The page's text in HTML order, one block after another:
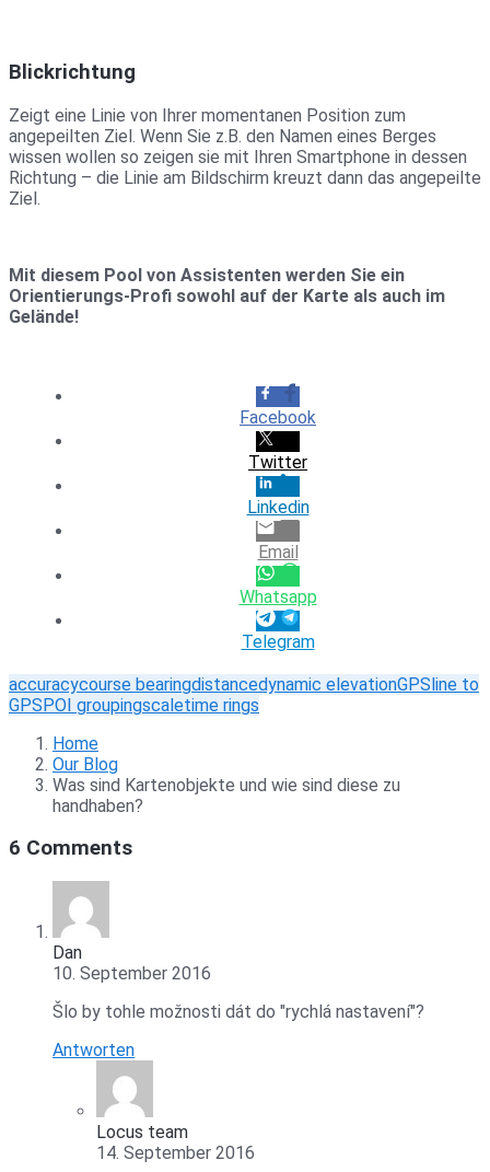
Blickrichtung
Zeigt eine Linie von Ihrer momentanen Position zum
angepeilten Ziel. Wenn Sie z.B. den Namen eines Berges
wissen wollen so zeigen sie mit Ihren Smartphone in dessen
Richtung – die Linie am Bildschirm kreuzt dann das angepeilte
Ziel.
Mit diesem Pool von Assistenten werden Sie ein
Orientierungs-Profi sowohl auf der Karte als auch im
Gelände!
Facebook
Twitter
Linkedin
Email
Whatsapp
Telegram
accuracycourse bearingdistancedynamic elevationGPSline to
GPSPOI groupingscaletime rings
Home
Our Blog
Was sind Kartenobjekte und wie sind diese zu
handhaben?
6 Comments
Dan
10. September 2016
Šlo by tohle možnosti dát do "rychlá nastavení"?
Antworten
Locus team
14. September 2016